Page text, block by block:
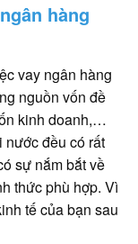
hàng
vay ngân hàng
nguồn vốn đề
kinh doanh,…
nước đều có rất
sự nắm bắt về
thức phù hợp. Vì
tế của bạn sau